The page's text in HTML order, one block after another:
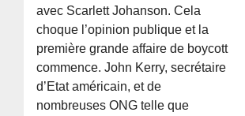
avec Scarlett Johanson. Cela
choque l’opinion publique et la
première grande affaire de boycott
commence. John Kerry, secrétaire
d’Etat américain, et de
nombreuses ONG telle que